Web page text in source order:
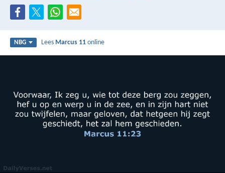
NBG Lees Marcus 11 online